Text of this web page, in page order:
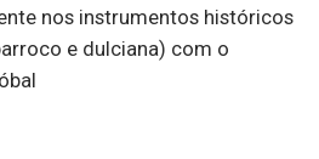
nos instrumentos históricos
e dulciana) com o